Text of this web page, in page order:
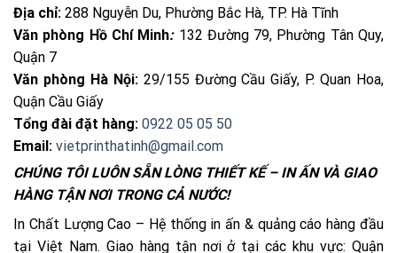
Địa chỉ: 288 Nguyễn Du, Phường Bắc Hà, TP. Hà Tĩnh
Văn phòng Hồ Chí Minh:132 Đường 79, Phường Tân Quy,
Quận 7
Văn phòng Hà Nội:29/155 Đường Cầu Giấy, P. Quan Hoa,
Quận Cầu Giấy
Tổng đài đặt hàng: 0922 05 05 50
Email: vietprinthatinh@gmail.com
CHÚNG TÔI LUÔN SẴN LÒNG THIẾT KẾ – IN ẤN VÀ GIAO
HÀNG TẬN NƠI TRONG CẢ NƯỚC!
In Chất Lượng Cao – Hệ thống in ấn & quảng cáo hàng đầu
tại Việt Nam. Giao hàng tận nơi ở tại các khu vực: Quận